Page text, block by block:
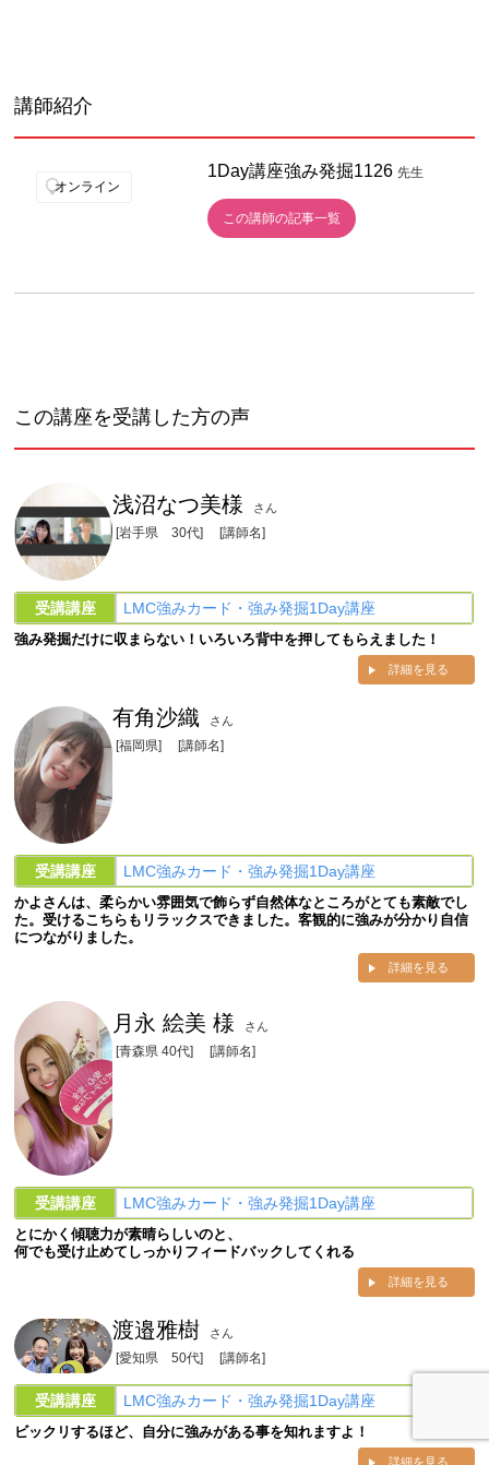
講師紹介
オンライン
1Day講座強み発掘1126 先生
この講師の記事一覧
この講座を受講した方の声
浅沼なつ美様 さん
[岩手県 30代] [講師名]
受講講座 LMC強みカード・強み発掘1Day講座
強み発掘だけに収まらない！いろいろ背中を押してもらえました！
詳細を見る
有角沙織 さん
[福岡県] [講師名]
受講講座 LMC強みカード・強み発掘1Day講座
かよさんは、柔らかい雰囲気で飾らず自然体なところがとても素敵でし
た。受けるこちらもリラックスできました。客観的に強みが分かり自信
につながりました。
詳細を見る
月永 絵美 様 さん
[青森県 40代] [講師名]
受講講座 LMC強みカード・強み発掘1Day講座
とにかく傾聴力が素晴らしいのと、
何でも受け止めてしっかりフィードバックしてくれる
詳細を見る
渡邉雅樹 さん
[愛知県 50代] [講師名]
受講講座 LMC強みカード・強み発掘1Day講座
ビックリするほど、自分に強みがある事を知れますよ！
詳細を見る